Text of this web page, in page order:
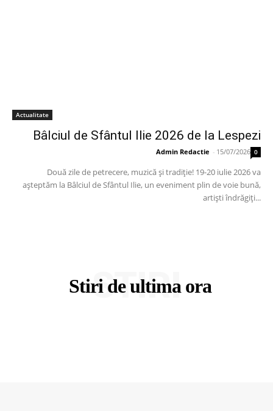
Actualitate
Bâlciul de Sfântul Ilie 2026 de la Lespezi
Admin Redactie - 15/07/2026 0
Două zile de petrecere, muzică și tradiție! 19-20 iulie 2026 va
așteptăm la Bâlciul de Sfântul Ilie, un eveniment plin de voie bună,
artiști îndrăgiți...
Stiri de ultima ora
STIRI